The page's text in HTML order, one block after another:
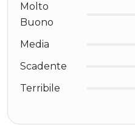
Molto
Buono
Media
Scadente
Terribile